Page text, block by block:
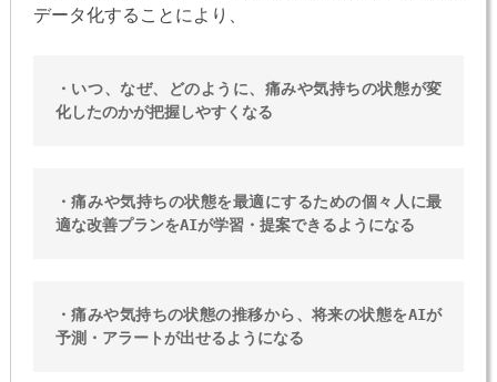
データ化することにより、
・いつ、なぜ、どのように、痛みや気持ちの状態が変
化したのかが把握しやすくなる
・痛みや気持ちの状態を最適にするための個々人に最
適な改善プランをAIが学習・提案できるようになる
・痛みや気持ちの状態の推移から、将来の状態をAIが
予測・アラートが出せるようになる